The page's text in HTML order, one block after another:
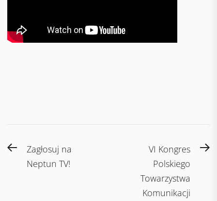
Post
navigation
PreviousZagłosuj na
Neptun TV!
VI Kongres
Polskiego
Towarzystwa
Komunikacji